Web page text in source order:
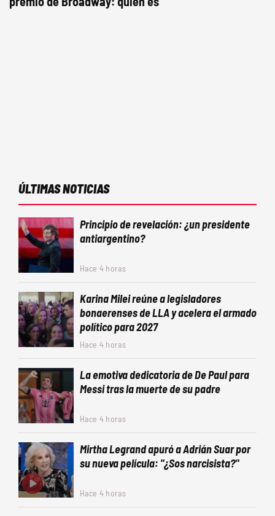
ÚLTIMAS NOTICIAS
Principio de revelación: ¿un presidente
antiargentino?
Hace 4 horas
Karina Milei reúne a legisladores
bonaerenses de LLA y acelera el armado
político para 2027
Hace 4 horas
La emotiva dedicatoria de De Paul para
Messi tras la muerte de su padre
Hace 4 horas
Mirtha Legrand apuró a Adrián Suar por
su nueva película: "¿Sos narcisista?"
Hace 4 horas